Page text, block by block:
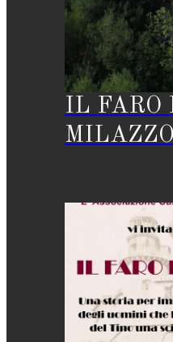
IL FARO
MILAZZO